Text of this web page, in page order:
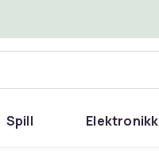
Spill Elektronikk